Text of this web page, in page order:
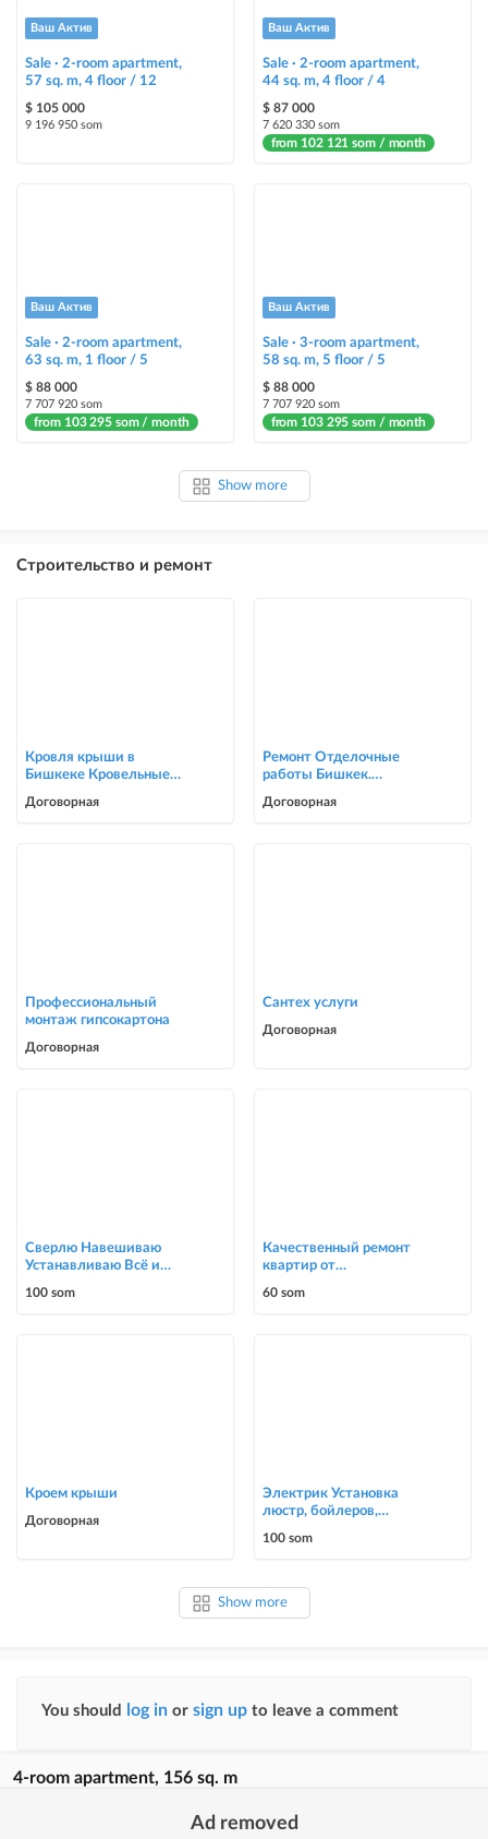
Ваш Актив
Sale · 2-room apartment,
57 sq. m, 4 floor / 12
$ 105 000
9 196 950 som
Ваш Актив
Sale · 2-room apartment,
44 sq. m, 4 floor / 4
$ 87 000
7 620 330 som
from 102 121 som / month
Ваш Актив
Sale · 2-room apartment,
63 sq. m, 1 floor / 5
$ 88 000
7 707 920 som
from 103 295 som / month
Ваш Актив
Sale · 3-room apartment,
58 sq. m, 5 floor / 5
$ 88 000
7 707 920 som
from 103 295 som / month
Show more
Строительство и ремонт
Кровля крыши в
Бишкеке Кровельные
Договорная
Ремонт Отделочные
работы Бишкек.
0705446944
Договорная
Профессиональный
монтаж гипсокартона
Договорная
Сантех услуги
Договорная
Сверлю Навешиваю
Устанавливаю Всё и
100 som
Качественный ремонт
квартир от
капитального ремонта до
60 som
Кроем крыши
Договорная
Электрик Установка
люстр, бойлеров,
0700303090
100 som
Show more
You should log in or sign up to leave a comment
4-room apartment, 156 sq. m
Ad removed